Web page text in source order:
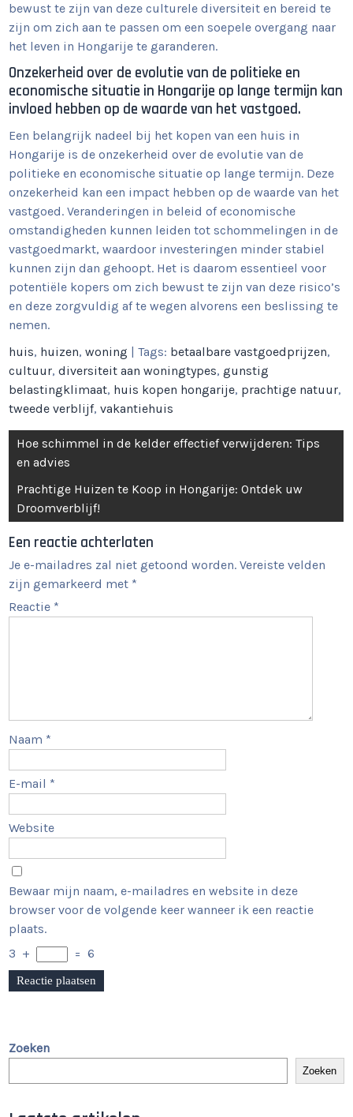
bewust te zijn van deze culturele diversiteit en bereid te
zijn om zich aan te passen om een soepele overgang naar
het leven in Hongarije te garanderen.
Onzekerheid over de evolutie van de politieke en
economische situatie in Hongarije op lange termijn kan
invloed hebben op de waarde van het vastgoed.
Een belangrijk nadeel bij het kopen van een huis in
Hongarije is de onzekerheid over de evolutie van de
politieke en economische situatie op lange termijn. Deze
onzekerheid kan een impact hebben op de waarde van het
vastgoed. Veranderingen in beleid of economische
omstandigheden kunnen leiden tot schommelingen in de
vastgoedmarkt, waardoor investeringen minder stabiel
kunnen zijn dan gehoopt. Het is daarom essentieel voor
potentiële kopers om zich bewust te zijn van deze risico’s
en deze zorgvuldig af te wegen alvorens een beslissing te
nemen.
huis, huizen,woning | Tags: betaalbare vastgoedprijzen,
cultuur,diversiteit aan woningtypes,gunstig
belastingklimaat, huis kopen hongarije, prachtige natuur,
tweede verblijf,vakantiehuis
Berichtnavigatie
Hoe schimmel in de kelder effectief verwijderen: Tips
en advies
Prachtige Huizen te Koop in Hongarije: Ontdek uw
Droomverblijf!
Een reactie achterlaten
Je e-mailadres zal niet getoond worden. Vereiste velden
zijn gemarkeerd met *
Reactie *
Naam *
E-mail *
Website
Bewaar mijn naam, e-mailadres en website in deze
browser voor de volgende keer wanneer ik een reactie
plaats.
3 + = 6
Zoeken
Zoeken